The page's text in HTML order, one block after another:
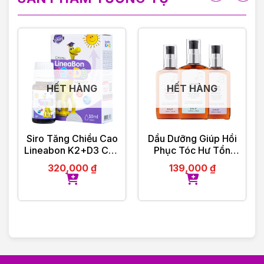
Bước 1: LẮC: Lắc mạnh bình xịt gội khô trước khi sử
Bước 2: XỊT: Tách tóc thành những lớp tóc có độ
dày vừa phải để bạn có thể xịt vào tận lớp chân tóc.
Giữ bình xịt cách xa chân tóc 20-30cm.
Bước 3: MÁT – XA: Việc xoa bóp sẽ làm kích hoạt
các thành tố để làm tăng tốc độ hấp thụ.
Bước 4: TẠO KIỂU: Dùng lược chải hoặc dùng tay
tạo kiểu, sử dụng máy là (hoặc máy uốn) để tạo
kiểu cho mái tóc của bạn tùy vào nhu cầu nhé!
HƯỚNG DẪN BẢO QUẢN
HẾT HÀNG
Siro Tăng Chiều Cao
Lineabon K2+D3 Cho
Bé 10ml
320,000 ₫
HẾT HÀNG
Dầu Dưỡng Giúp Hồi
Phục Tóc Hư Tổn
Raip R3 Argan Hair
Oil
139,000 ₫